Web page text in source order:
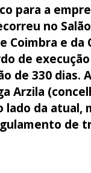
para a
no
Coimbra e
de
de 330 dias.
Arzila
lado da atual,
de